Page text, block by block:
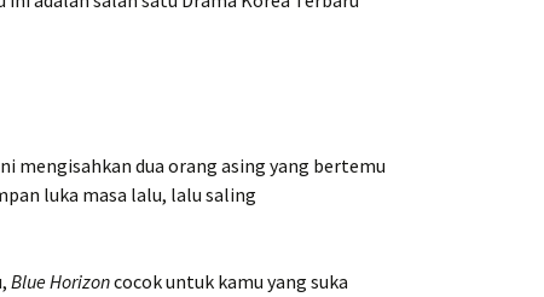
mengisahkan dua orang asing yang bertemu
luka masa lalu, lalu saling
Blue Horizoncocok untuk kamu yang suka